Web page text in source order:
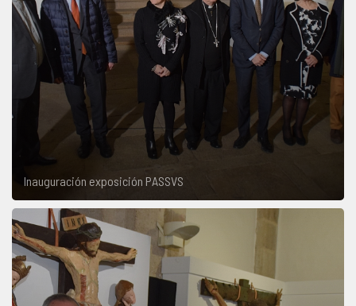
Inauguración exposición PASSVS